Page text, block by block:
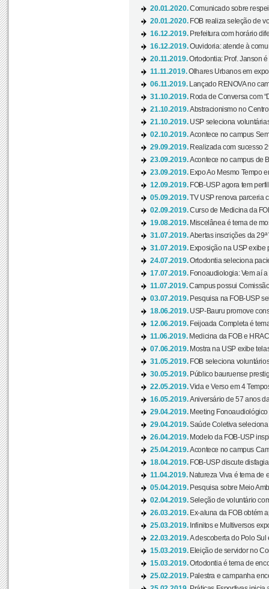
20.01.2020.Comunicado sobre
20.01.2020. FOB realiza seleção de
16.12.2019. Prefeitura com horário
16.12.2019.Ouvidoria: atende à
20.11.2019.Ortodontia: Prof. Janson
11.11.2019.Olhares Urbanos em
06.11.2019.
Lançado RENOVA no
31.10.2019. Roda de Conversa com
21.10.2019.Abstracionismo no
21.10.2019. USP seleciona
02.10.2019.Acontece no campus
29.09.2019. Realizada com sucesso
23.09.2019.Acontece no campus de
23.09.2019. Expo Ao Mesmo Tempo
12.09.2019. FOB-USP agora tem
05.09.2019.TV USP renova parceria
02.09.2019.Curso de Medicina da
19.08.2019. Miscelânea é tema de
31.07.2019.Abertas inscrições da 29ª
31.07.2019. Exposição na USP exibe
24.07.2019.Ortodontia seleciona
17.07.2019. Fonoaudiologia: Vem aí
11.07.2019.Campus possui
03.07.2019. Pesquisa na FOB-USP
18.06.2019. USP-Bauru promove
12.06.2019. Feijoada Completa é
11.06.2019. Medicina da FOB e
07.06.2019. Mostra na USP exibe
31.05.2019. FOB seleciona
30.05.2019. Público bauruense
22.05.2019.Vida e Verso em 4
16.05.2019.Aniversário de 57 anos
29.04.2019. Meeting
29.04.2019.Saúde Coletiva
26.04.2019. Modelo da FOB-USP
25.04.2019.Acontece no campus
18.04.2019. FOB-USP discute
11.04.2019. Natureza Viva é tema de
05.04.2019. Pesquisa sobre Meio
02.04.2019.Seleção de voluntário
26.03.2019. Ex-aluna da FOB obtém
25.03.2019. Infinitos e Multiversos
22.03.2019.A descoberta do Polo Sul
15.03.2019. Eleição de servidor no
15.03.2019.Ortodontia é tema de
25.02.2019. Palestra e campanha